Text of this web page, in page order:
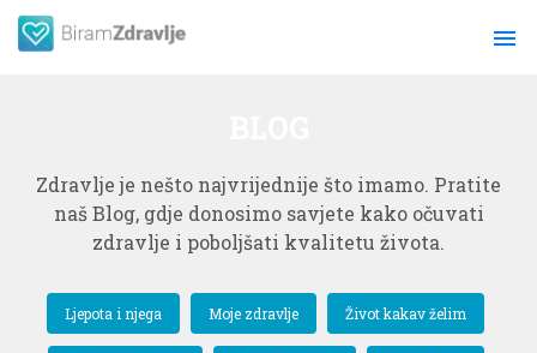
menu
Zdravlje je nešto najvrijednije što imamo. Pratite
naš Blog, gdje donosimo savjete kako očuvati
zdravlje i poboljšati kvalitetu života.
Ljepota i njega Moje zdravlje Život kakav želim